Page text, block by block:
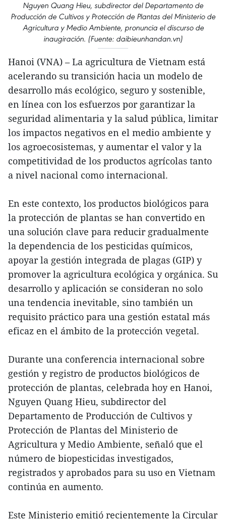
Nguyen Quang Hieu, subdirector del Departamento de
Producción de Cultivos y Protección de Plantas del Ministerio de
Agricultura y Medio Ambiente, pronuncia el discurso de
inaugiración. (Fuente: daibieunhandan.vn)
Hanoi (VNA) – La agricultura de Vietnam está
acelerando su transición hacia un modelo de
desarrollo más ecológico, seguro y sostenible,
en línea con los esfuerzos por garantizar la
seguridad alimentaria y la salud pública, limitar
los impactos negativos en el medio ambiente y
los agroecosistemas, y aumentar el valor y la
competitividad de los productos agrícolas tanto
a nivel nacional como internacional.
En este contexto, los productos biológicos para
la protección de plantas se han convertido en
una solución clave para reducir gradualmente
la dependencia de los pesticidas químicos,
apoyar la gestión integrada de plagas (GIP) y
promover la agricultura ecológica y orgánica. Su
desarrollo y aplicación se consideran no solo
una tendencia inevitable, sino también un
requisito práctico para una gestión estatal más
eficaz en el ámbito de la protección vegetal.
Durante una conferencia internacional sobre
gestión y registro de productos biológicos de
protección de plantas, celebrada hoy en Hanoi,
Nguyen Quang Hieu, subdirector del
Departamento de Producción de Cultivos y
Protección de Plantas del Ministerio de
Agricultura y Medio Ambiente, señaló que el
número de biopesticidas investigados,
registrados y aprobados para su uso en Vietnam
continúa en aumento.
Este Ministerio emitió recientemente la Circular